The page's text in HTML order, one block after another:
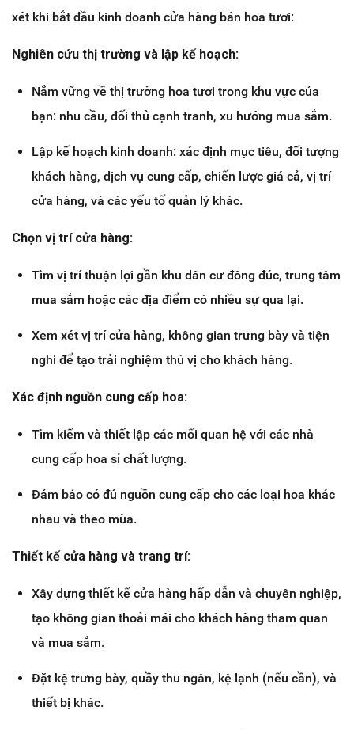
xét khi bắt đầu kinh doanh cửa hàng bán hoa tươi:
Nghiên cứu thị trường và lập kế hoạch:
Nắm vững về thị trường hoa tươi trong khu vực của
bạn: nhu cầu, đối thủ cạnh tranh, xu hướng mua sắm.
Lập kế hoạch kinh doanh: xác định mục tiêu, đối tượng
khách hàng, dịch vụ cung cấp, chiến lược giá cả, vị trí
cửa hàng, và các yếu tố quản lý khác.
Chọn vị trí cửa hàng:
Tìm vị trí thuận lợi gần khu dân cư đông đúc, trung tâm
mua sắm hoặc các địa điểm có nhiều sự qua lại.
Xem xét vị trí cửa hàng, không gian trưng bày và tiện
nghi để tạo trải nghiệm thú vị cho khách hàng.
Xác định nguồn cung cấp hoa:
Tìm kiếm và thiết lập các mối quan hệ với các nhà
cung cấp hoa sỉ chất lượng.
Đảm bảo có đủ nguồn cung cấp cho các loại hoa khác
nhau và theo mùa.
Thiết kế cửa hàng và trang trí:
Xây dựng thiết kế cửa hàng hấp dẫn và chuyên nghiệp,
tạo không gian thoải mái cho khách hàng tham quan
và mua sắm.
Đặt kệ trưng bày, quầy thu ngân, kệ lạnh (nếu cần), và
thiết bị khác.